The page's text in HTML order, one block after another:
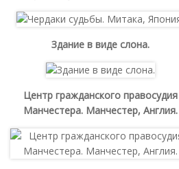
Здание в виде слона.
Центр гражданского правосудия
Манчестера. Манчестер, Англия.